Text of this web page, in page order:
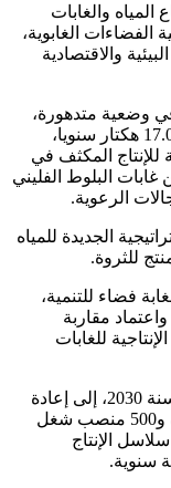
والغابات
الغابوية،
البيئية والاقتصادية
في وضعية متدهورة،
لاسيما تدهور الغطاء الغابوي على مساحة 17.000 هكتار سنويا،
للإنتاج المكثف في
وضعف تثمين غابات البلوط الفليني
الجديدة للمياه
للثروة.
فضاء للتنمية،
مقاربة
للغابات
وأضاف أن هذه الاستراتيجية تهدف، في أفق سنة 2030، إلى إعادة
تغطية أكثر من 133 ألف هكتار، وخلق 27 ألف و500 منصب شغل
الإنتاج